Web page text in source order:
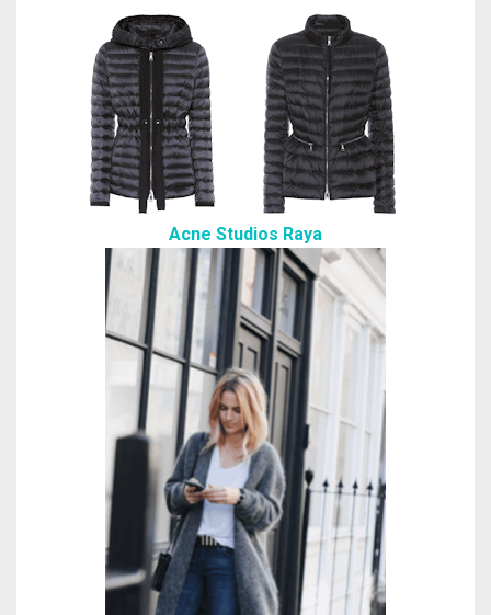
Acne Studios Raya